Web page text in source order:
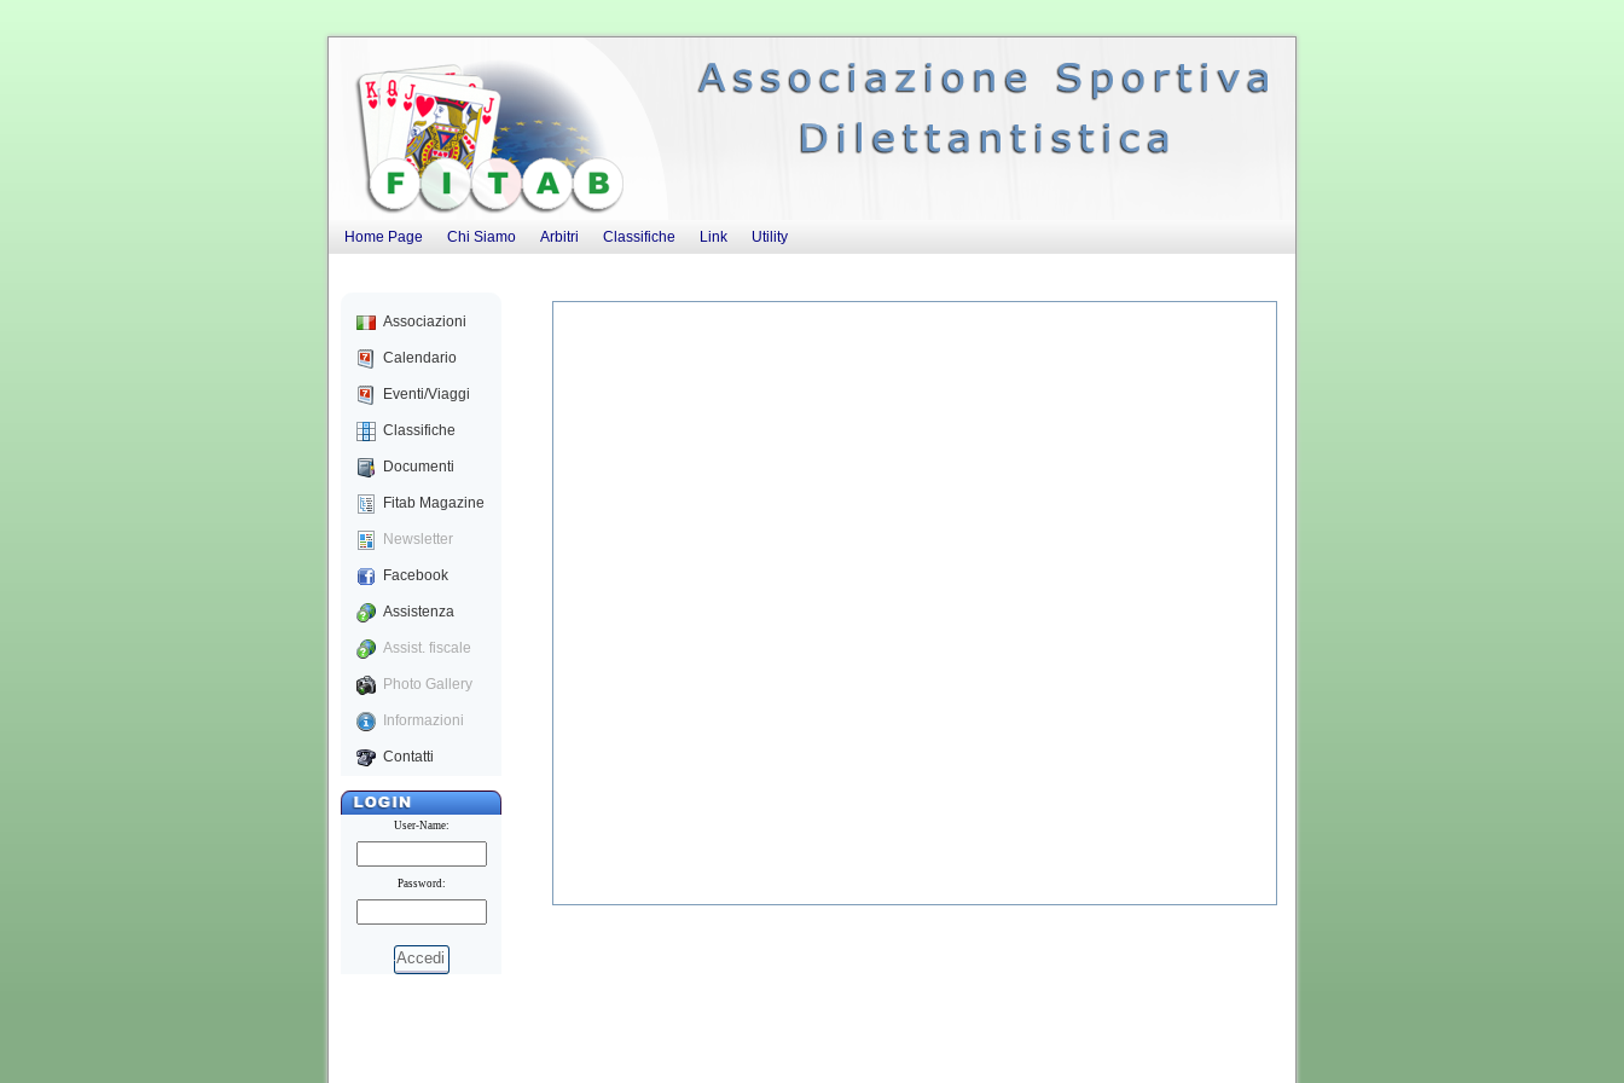
Home Page Chi Siamo Arbitri Classifiche Link Utility
Associazioni
Calendario
Eventi/Viaggi
Classifiche
Documenti
Fitab Magazine
Newsletter
Facebook
Assistenza
Assist. fiscale
Photo Gallery
Informazioni
Contatti
User-Name:
Password:
Accedi